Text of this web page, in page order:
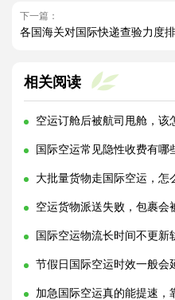
下一篇：
相关阅读
空运订舱后被航司甩舱，该怎么
国际空运常见隐性收费有哪些，
大批量货物走国际空运，怎么议
空运货物派送失败，包裹会被如
国际空运物流长时间不更新轨迹
节假日国际空运时效一般会延
加急国际空运真的能提速，